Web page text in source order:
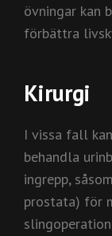
övningar kan
förbättra
Kirurgi
I vissa fall
behandla
ingrepp,
prostata) för